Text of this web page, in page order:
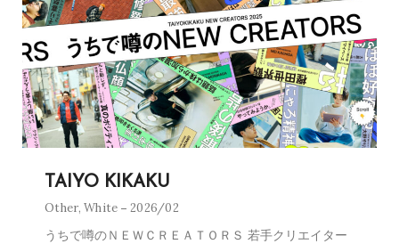
TAIYO KIKAKU
Other,White 2026/02
うちで噂のＮＥＷＣＲＥＡＴＯＲＳ 若手クリエイター